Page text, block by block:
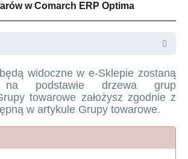
w Comarch ERP Optima
widoczne w e-Sklepie zostaną
na podstawie drzewa grup
towarowe założysz zgodnie z
w artykule Grupy towarowe.